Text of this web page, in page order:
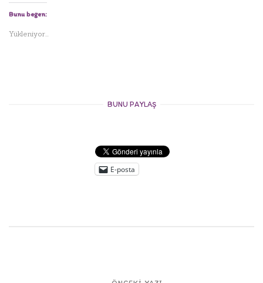
Bunu beğen:
Yükleniyor...
BUNU PAYLAŞ
E-posta